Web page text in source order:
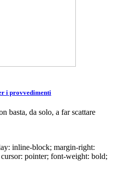
i provvedimenti
basta, da solo, a far scattare
inline-block; margin-right:
pointer; font-weight: bold;